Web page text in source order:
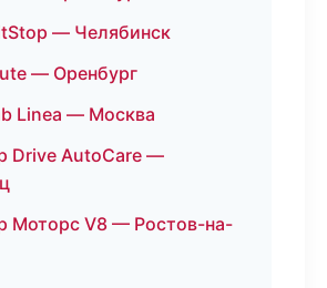
— Челябинск
— Оренбург
Linea — Москва
Drive AutoCare —
Моторс V8 — Ростов-на-